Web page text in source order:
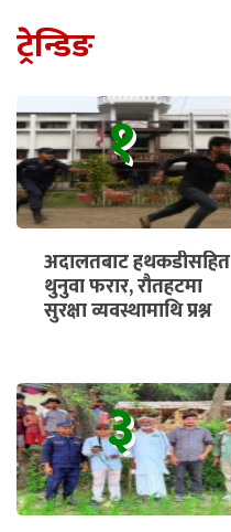
ट्रेन्डिङ
१
अदालतबाट हथकडीसहित
थुनुवा फरार, रौतहटमा
सुरक्षा व्यवस्थामाथि प्रश्न
३